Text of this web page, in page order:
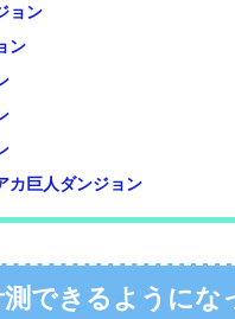
ョン
ン
カ巨人ダンジョン
測できるようにな